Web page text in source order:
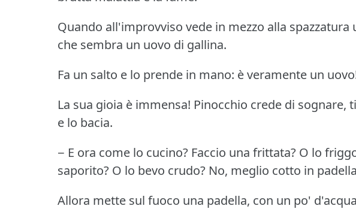
Quando all'improvviso vede in mezzo alla spazzatura
che sembra un uovo di gallina.
Fa un salto e lo prende in mano: è veramente un
La sua gioia è immensa! Pinocchio crede di sognare,
e lo bacia.
− E ora come lo cucino? Faccio una frittata? O lo
saporito? O lo bevo crudo? No, meglio cotto in
Allora mette sul fuoco una padella, con un po'